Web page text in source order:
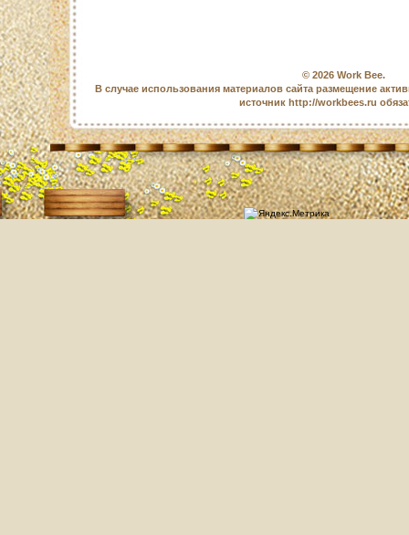
© 2026 Work Bee.
В случае использования материалов сайта размещение
источник http://workbees.ru